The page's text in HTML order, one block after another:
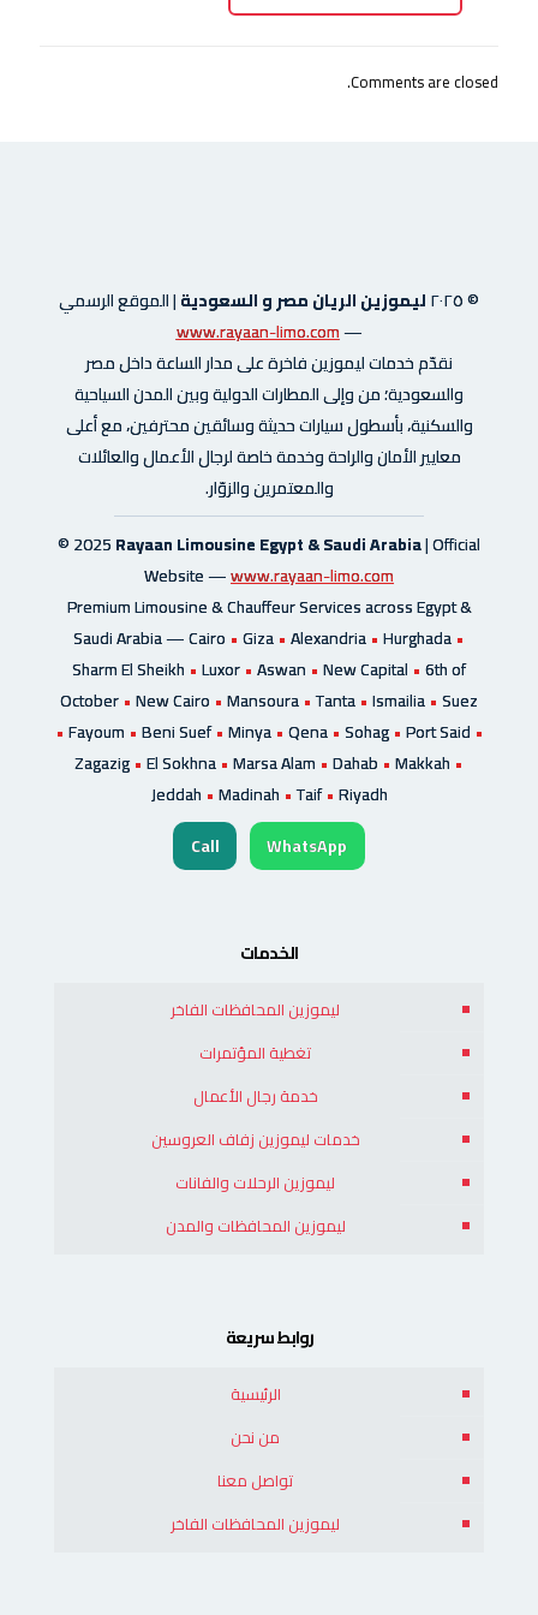
Comments are closed.
© ٢٠٢٥ ليموزين الريان مصر و السعودية|الموقع الرسمي
—
www.rayaan-limo.com
نقدّم خدمات ليموزين فاخرة على مدار الساعة داخل مصر
والسعودية؛ من وإلى المطارات الدولية وبين المدن السياحية
والسكنية، بأسطول سيارات حديثة وسائقين محترفين، مع أعلى
معايير الأمان والراحة وخدمة خاصة لرجال الأعمال والعائلات
والمعتمرين والزوّار.
© 2025Rayaan Limousine Egypt & Saudi Arabia| Official
Website —www.rayaan-limo.com
Premium Limousine & Chauffeur Services across Egypt &
Saudi Arabia —Cairo •Giza•Alexandria•Hurghada•
Sharm El Sheikh •Luxor•Aswan •New Capital •6th of
October•New Cairo •Mansoura•Tanta•Ismailia•Suez
•Fayoum •Beni Suef•Minya•Qena•Sohag•Port Said •
Zagazig•El Sokhna•Marsa Alam •Dahab •Makkah •
Jeddah •Madinah •Taif•Riyadh
WhatsApp
Call
الخدمات
ليموزين المحافظات الفاخر
تغطية المؤتمرات
خدمة رجال الأعمال
خدمات ليموزين زفاف العروسين
ليموزين الرحلات والفانات
ليموزين المحافظات والمدن
روابط سريعة
الرئيسية
من نحن
تواصل معنا
ليموزين المحافظات الفاخر